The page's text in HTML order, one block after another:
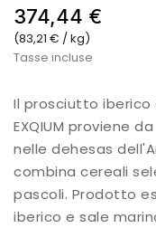
374,44 €
(83,21 € / kg)
Tasse incluse
Il prosciutto
EXQIUM proviene
nelle dehesas
combina cereali
pascoli. Prodotto
iberico e sale